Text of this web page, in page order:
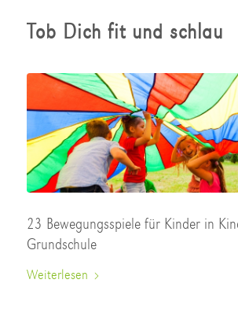
Tob Dich fit und schlau
23 Bewegungsspiele für Kinder in
Grundschule
Weiterlesen